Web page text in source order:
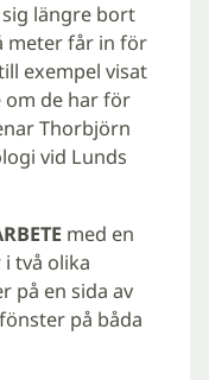
längre bort
meter får in för
exempel visat
om de har för
Thorbjörn
vid Lunds
med en
två olika
på en sida av
på båda